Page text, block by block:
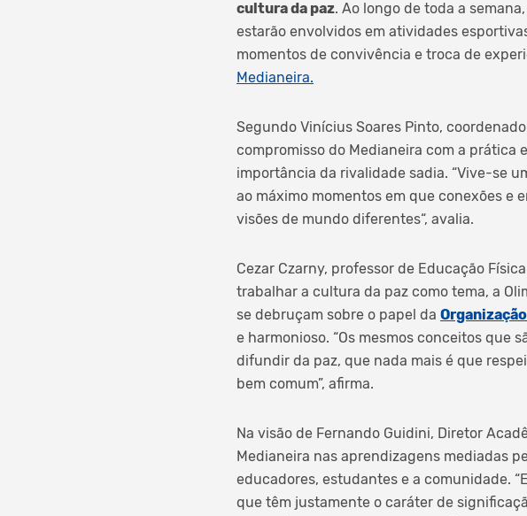
cultura da paz. Ao longo de toda a
estarão envolvidos em atividades
momentos de convivência e troca de
Medianeira.
Segundo Vinícius Soares Pinto,
compromisso do Medianeira com a prática
importância da rivalidade sadia. “Vive-se
ao máximo momentos em que conexões e
visões de mundo diferentes“, avalia.
Cezar Czarny, professor de Educação
trabalhar a cultura da paz como tema, a
se debruçam sobre o papel da
e harmonioso. “Os mesmos conceitos que
difundir da paz, que nada mais é que
bem comum”, afirma.
Na visão de Fernando Guidini, Diretor
Medianeira nas aprendizagens mediadas
educadores, estudantes e a comunidade.
que têm justamente o caráter de